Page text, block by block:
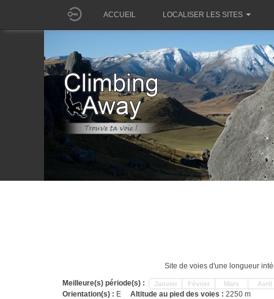
ACCUEIL LOCALISER LES SITES
Site de voies d'une longueur
Meilleure(s) période(s) : Janvier Février Mars Avril
Orientation(s) : E Altitude au pied des voies : 2250 m